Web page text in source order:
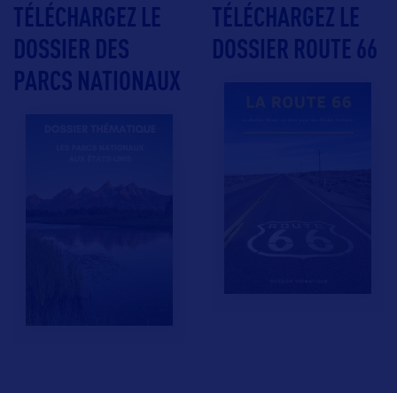
TÉLÉCHARGEZ LE
DOSSIER DES
PARCS NATIONAUX
TÉLÉCHARGEZ LE
DOSSIER ROUTE 66